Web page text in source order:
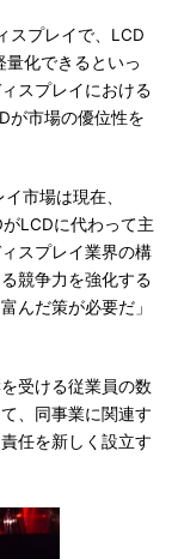
スプレイで、LCD
化できるといっ
スプレイにおける
が市場の優位性を
市場は現在、
LCDに代わって主
スプレイ業界の構
競争力を強化する
んだ策が必要だ」
受ける従業員の数
、同事業に関連す
任を新しく設立す